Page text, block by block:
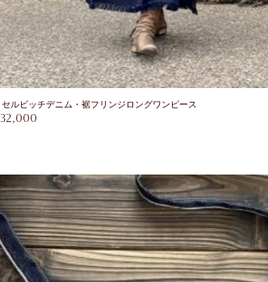
セルビッチデニム・裾フリンジロングワンピース
32,000